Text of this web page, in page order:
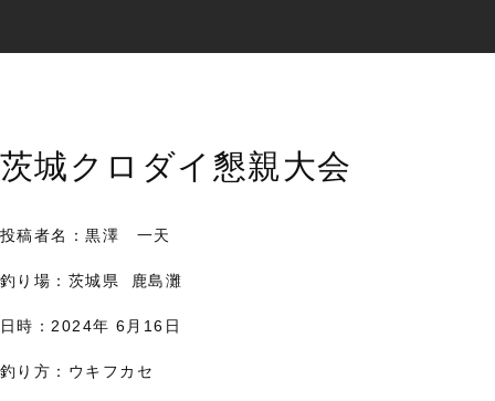
茨城クロダイ懇親大会
投稿者名：黒澤 一天
釣り場：茨城県 鹿島灘
日時：2024年 6月16日
釣り方：ウキフカセ